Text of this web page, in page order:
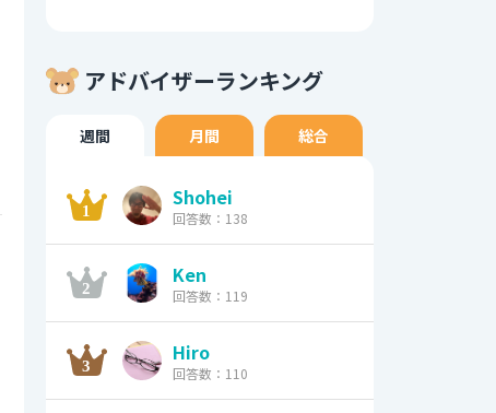
アドバイザーランキング
週間 月間 総合
Shohei
回答数：138
Ken
回答数：119
Hiro
回答数：110